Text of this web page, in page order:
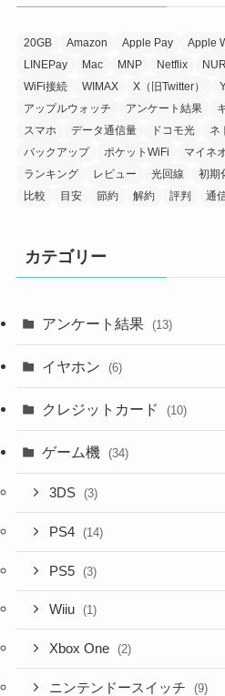
20GB Amazon Apple Pay Apple
LINEPay
Mac MNP Netflix
WiFi接続
WIMAX X（旧Twitter）
アップルウォッチ
アンケート結果
スマホ
データ通信量 ドコモ光
ネ
バックアップ
ポケットWiFi マイネ
ランキング
レビュー 光回線 初期
比較
目安 節約 解約 評判 通
カテゴリー
アンケート結果 (13)
イヤホン (6)
クレジットカード (10)
ゲーム機 (34)
3DS (3)
PS4 (14)
PS5 (3)
Wiiu (1)
Xbox One (2)
ニンテンドースイッチ (9)